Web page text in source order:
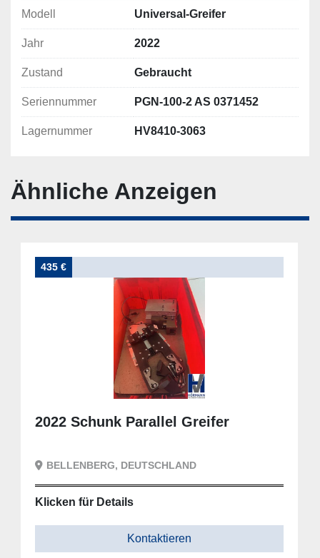
Modell Universal-Greifer
Jahr 2022
Zustand Gebraucht
Seriennummer PGN-100-2 AS 0371452
Lagernummer HV8410-3063
Ähnliche Anzeigen
435 €
2022 Schunk Parallel Greifer
BELLENBERG, DEUTSCHLAND
Klicken für Details
Kontaktieren